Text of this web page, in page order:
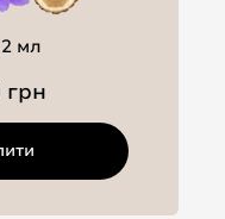
мл
грн